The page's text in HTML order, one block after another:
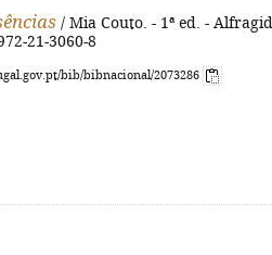
/ Mia Couto. - 1ª ed. -
21-3060-8
bib/bibnacional/2073286